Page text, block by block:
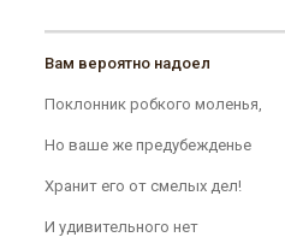
Вам вероятно надоел
Поклонник робкого моленья,
Но ваше же предубежденье
Хранит его от смелых дел!
И удивительного нет